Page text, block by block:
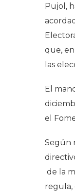
Pujol,
que,
las
El
el
Según
de la
regula,